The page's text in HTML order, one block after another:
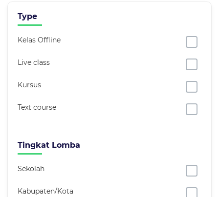
Type
Kelas Offline
Live class
Kursus
Text course
Tingkat Lomba
Sekolah
Kabupaten/Kota